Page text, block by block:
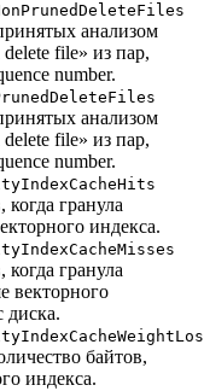
анализом
file» из пар,
number.
анализом
file» из пар,
number.
гранула
индекса.
гранула
векторного
диска.
байтов,
индекса.